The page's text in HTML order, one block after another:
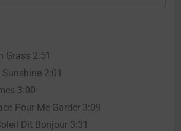
Grass 2:51
2:01
3:00
Pour Me Garder 3:09
Dit Bonjour 3:31